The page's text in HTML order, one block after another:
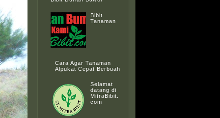
Bibit
Tanaman
Cara Agar Tanaman
Alpukat Cepat Berbuah
Selamat
datang di
MitraBibit.
com